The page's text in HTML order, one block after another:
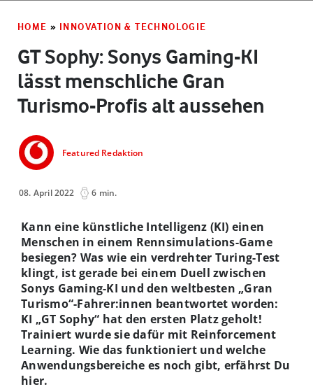
HOME » INNOVATION & TECHNOLOGIE
GT Sophy: Sonys Gaming-KI
lässt menschliche Gran
Turismo-Profis alt aussehen
Featured Redaktion
08. April 2022 6 min.
Kann eine künstliche Intelligenz (KI) einen
Menschen in einem Rennsimulations-Game
besiegen? Was wie ein verdrehter Turing-Test
klingt, ist gerade bei einem Duell zwischen
Sonys Gaming-KI und den weltbesten „Gran
Turismo“-Fahrer:innen beantwortet worden:
KI „GT Sophy“ hat den ersten Platz geholt!
Trainiert wurde sie dafür mit Reinforcement
Learning. Wie das funktioniert und welche
Anwendungsbereiche es noch gibt, erfährst Du
hier.